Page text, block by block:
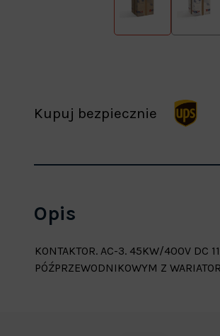
Kupuj bezpiecznie
Opis
KONTAKTOR. AC-3. 45KW/400V DC
PÓŹPRZEWODNIKOWYM Z